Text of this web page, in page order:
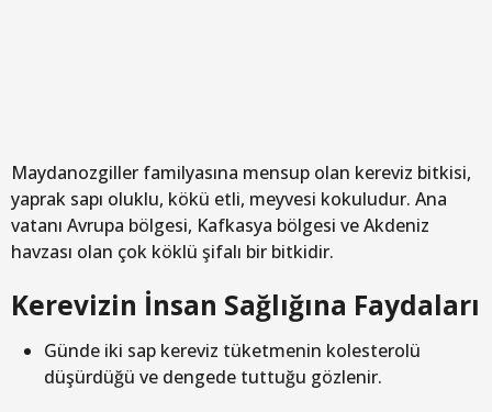
Maydanozgiller familyasına mensup olan kereviz bitkisi,
yaprak sapı oluklu, kökü etli, meyvesi kokuludur. Ana
vatanı Avrupa bölgesi, Kafkasya bölgesi ve Akdeniz
havzası olan çok köklü şifalı bir bitkidir.
Kerevizin İnsan Sağlığına Faydaları
Günde iki sap kereviz tüketmenin kolesterolü
düşürdüğü ve dengede tuttuğu gözlenir.